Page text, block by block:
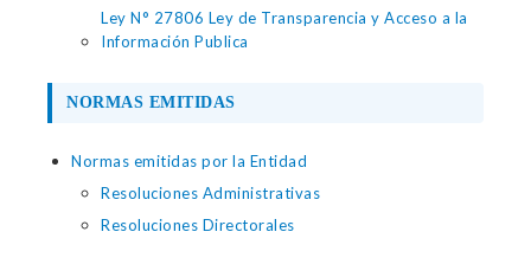
Ley N° 27806 Ley de Transparencia y Acceso a la
Información Publica
NORMAS EMITIDAS
Normas emitidas por la Entidad
Resoluciones Administrativas
Resoluciones Directorales